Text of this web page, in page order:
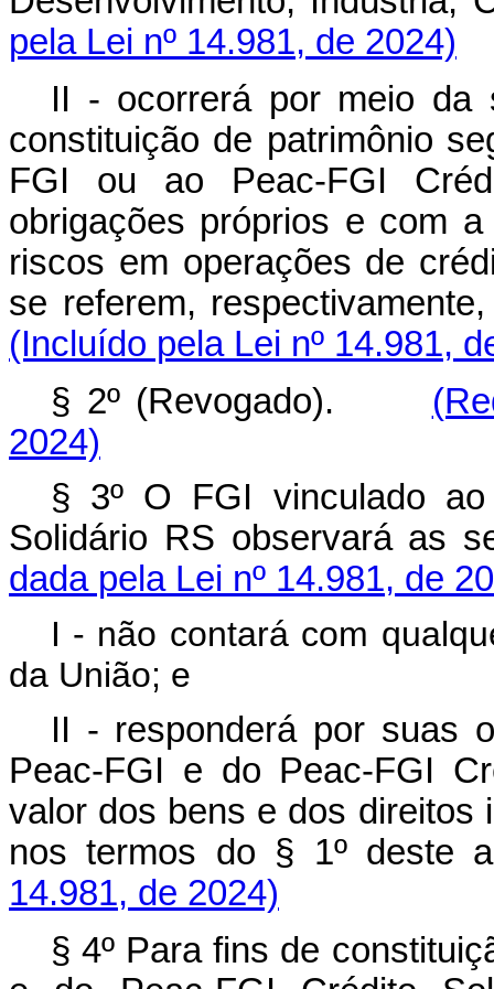
pela Lei nº 14.981, de 2024)
II - ocorrerá por meio da
constituição de patrimônio
FGI ou ao Peac-FGI
obrigações próprios e com
riscos em operações de
se referem,
(Incluído pela Lei nº 14.981,
§ 2º (Revogado).
2024)
§ 3º O FGI vinculado
Solidário RS observará
dada pela Lei nº 14.981, de
I - não contará com
da União; e
II - responderá por suas
Peac-FGI e do Peac-FGI
valor dos bens e dos direitos
nos termos do § 1º deste
14.981, de 2024)
§ 4º Para fins de